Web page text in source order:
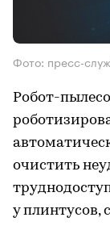
Фото: пресс-
Робот-
очистить
у плинтусов,